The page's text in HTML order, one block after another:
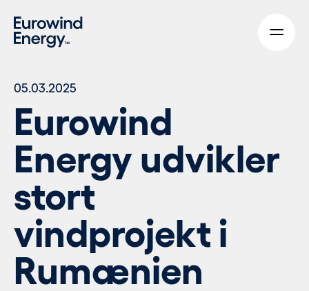
05.03.2025
Eurowind
Energy udvikler
stort
vindprojekt i
Rumænien